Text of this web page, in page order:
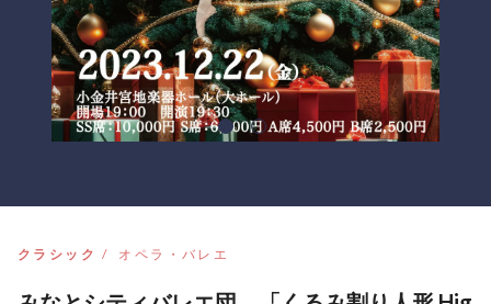
クラシック オペラ・バレエ